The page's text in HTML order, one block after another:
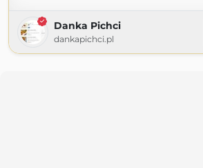
Danka Pichci
dankapichci.pl